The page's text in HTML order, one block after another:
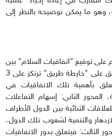
وهو ما يمكن توضيحه بالنظر إلى
على توقيع "اتفاقيات السلام" بين
الشركاء العرب وإسرائيل، تم التوافق على "خارطة طريق" ترتكز على 3
بأهمية تلك الاتفاقيات في
الثاني: إسهام التفاعلات
الثنائية بين الدول الأطراف
والتنمية لشعوب تلك الدول،
الثالث: فيتعلق بدور الاتفاقيات